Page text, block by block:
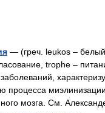
— (греч. leukos –
trophe –
процесса
мозга. См.